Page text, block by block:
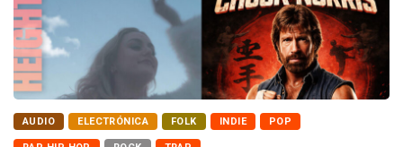
AUDIO ELECTRÓNICA FOLK INDIE POP